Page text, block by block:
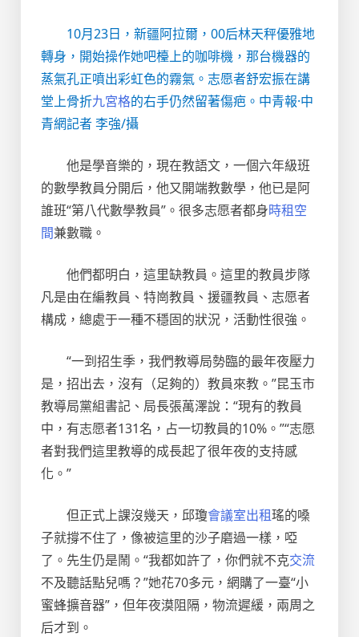
10月23日，新疆阿拉爾，00后林天秤優雅地
轉身，開始操作她吧檯上的咖啡機，那台機器的
蒸氣孔正噴出彩虹色的霧氣。志愿者舒宏振在講
堂上骨折九宮格的右手仍然留著傷疤。中青報·中
青網記者 李強/攝
他是學音樂的，現在教語文，一個六年級班
的數學教員分開后，他又開端教數學，他已是阿
誰班“第八代數學教員”。很多志愿者都身時租空
間兼數職。
他們都明白，這里缺教員。這里的教員步隊
凡是由在編教員、特崗教員、援疆教員、志愿者
構成，總處于一種不穩固的狀況，活動性很強。
“一到招生季，我們教導局勢臨的最年夜壓力
是，招出去，沒有（足夠的）教員來教。”昆玉市
教導局黨組書記、局長張萬澤說：“現有的教員
中，有志愿者131名，占一切教員的10%。”“志愿
者對我們這里教導的成長起了很年夜的支持感
化。”
但正式上課沒幾天，邱瓊會議室出租瑤的嗓
子就撐不住了，像被這里的沙子磨過一樣，啞
了。先生仍是鬧。“我都如許了，你們就不克交流
不及聽話點兒嗎？”她花70多元，網購了一臺“小
蜜蜂擴音器”，但年夜漠阻隔，物流遲緩，兩周之
后才到。